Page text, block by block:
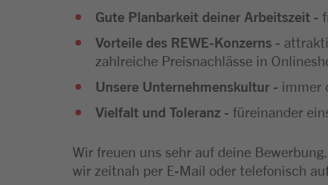
Gute Planbarkeit deiner Arbeitszeit -
Vorteile des REWE-Konzerns -
zahlreiche Preisnachlässe in
Unsere Unternehmenskultur - immer
Vielfalt und Toleranz - füreinander
Wir freuen uns sehr auf deine
wir zeitnah per E-Mail oder telefonisch